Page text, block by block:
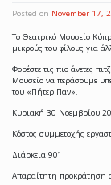
Posted on November 17,
Το Θεατρικό Μουσείο
μικρούς του φίλους για
Φορέστε τις πιο άνετες
Μουσείο να περάσουμε
του «Πήτερ Παν».
Κυριακή 30 Νοεμβρίου
Κόστος συμμετοχής
Διάρκεια 90’
Απαραίτητη προκράτηση